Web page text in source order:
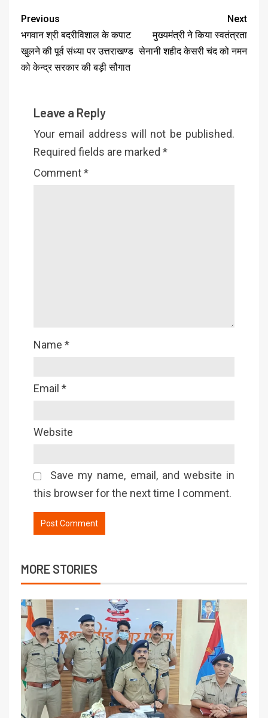
Previous
भगवान श्री बदरीविशाल के कपाट
खुलने की पूर्व संध्या पर उत्तराखण्ड
को केन्द्र सरकार की बड़ी सौगात
Next
मुख्यमंत्री ने किया स्वतंत्रता
सेनानी शहीद केसरी चंद को नमन
Leave a Reply
Your email address will not be published.
Required fields are marked *
Comment*
Name *
Email *
Website
Save my name, email, and website in
this browser for the next time I comment.
MORE STORIES